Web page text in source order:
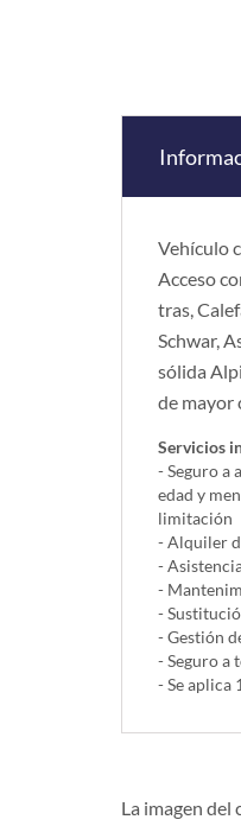
Vehículo
Acceso
tras,
Schwar,
sólida
de mayor
Servicios
- Seguro a
edad y
limitación
- Alquiler
-
-
-
- Gestión
- Seguro a
- Se aplica
La imagen